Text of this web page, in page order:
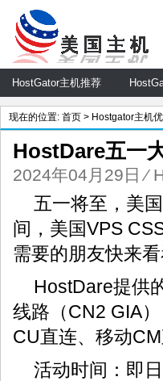
HostGator主机推荐
现在的位置: 首页 > Hostgator主机
HostDare五一
2024年04月29日 ⁄
五一将至，美
间，美国VPS
需要的朋友快来看
HostDare提供
线路（CN2 GIA
CU直连、移动
活动时间：即